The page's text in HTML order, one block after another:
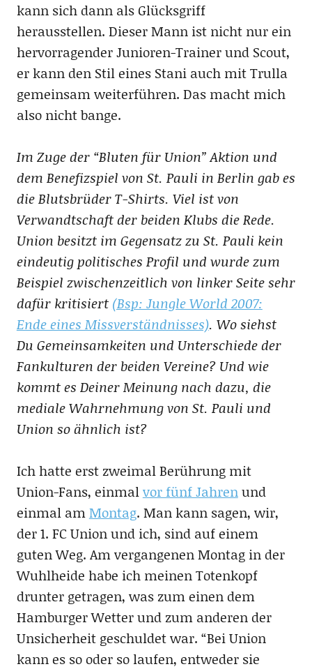
kann sich dann als Glücksgriff
herausstellen. Dieser Mann ist nicht nur ein
hervorragender Junioren-Trainer und Scout,
er kann den Stil eines Stani auch mit Trulla
gemeinsam weiterführen. Das macht mich
also nicht bange.
Im Zuge der “Bluten für Union” Aktion und
dem Benefizspiel von St. Pauli in Berlin gab es
die Blutsbrüder T-Shirts. Viel ist von
Verwandtschaft der beiden Klubs die Rede.
Union besitzt im Gegensatz zu St. Pauli kein
eindeutig politisches Profil und wurde zum
Beispiel zwischenzeitlich von linker Seite sehr
dafür kritisiert (Bsp: Jungle World 2007:
Ende eines Missverständnisses). Wo siehst
Du Gemeinsamkeiten und Unterschiede der
Fankulturen der beiden Vereine? Und wie
kommt es Deiner Meinung nach dazu, die
mediale Wahrnehmung von St. Pauli und
Union so ähnlich ist?
Ich hatte erst zweimal Berührung mit
Union-Fans, einmalvor fünf Jahrenund
einmal amMontag. Man kann sagen, wir,
der 1. FC Union und ich, sind auf einem
guten Weg. Am vergangenen Montag in der
Wuhlheide habe ich meinen Totenkopf
drunter getragen, was zum einen dem
Hamburger Wetter und zum anderen der
Unsicherheit geschuldet war. “Bei Union
kann es so oder so laufen, entweder sie